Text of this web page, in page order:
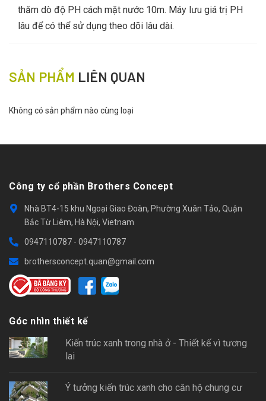
thăm dò độ PH cách mặt nước 10m. Máy lưu giá trị PH
lâu để có thể sử dụng theo dõi lâu dài.
SẢN PHẨM LIÊN QUAN
Không có sản phẩm nào cùng loại
Công ty cổ phần Brothers Concept
Nhà BT4-15 khu Ngoại Giao Đoàn, Phường Xuân Tảo, Quận
Bắc Từ Liêm, Hà Nội, Vietnam
0947110787 - 0947110787
brothersconcept.quan@gmail.com
Góc nhìn thiết kế
Kiến trúc xanh trong nhà ở - Thiết kế vì tương
lai
Ý tưởng kiến trúc xanh cho căn hộ chung cư